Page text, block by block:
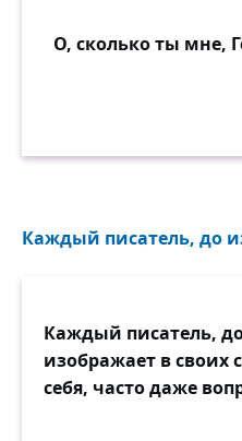
О, сколько ты мне,
Каждый писатель, до
Каждый писатель,
изображает в своих
себя, часто даже